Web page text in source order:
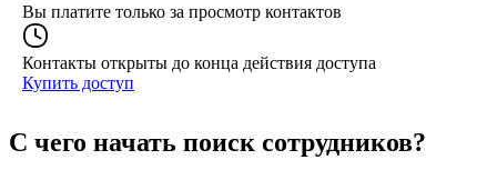
Вы платите только за просмотр контактов
Контакты открыты до конца действия доступа
Купить доступ
С чего начать поиск сотрудников?